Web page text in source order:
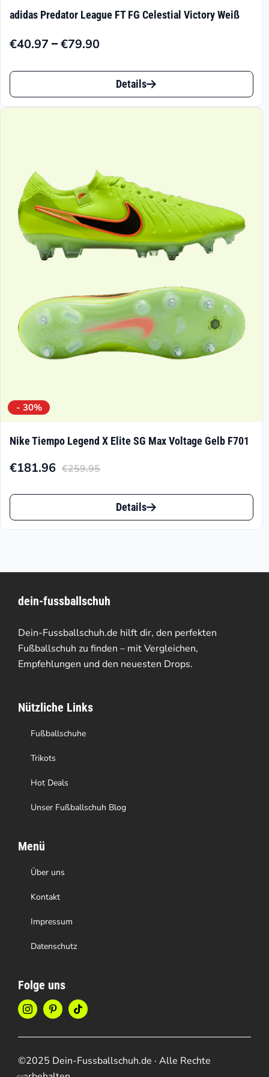
adidas Predator League FT FG Celestial Victory Weiß
€40.97 –€79.90
Preisspanne:
€79.90
Dieses
Produkt
auf.
Die
Optionen
können
Produktseite
gewählt
werden
Details
- 30%
Nike Tiempo Legend X Elite SG Max Voltage Gelb F701
€259.95
Ursprünglicher
Preis
€259.95
€181.96
Aktueller
Preis
€181.96.
Dieses
Produkt
auf.
Die
Optionen
können
der
Produktseite
gewählt
werden
Details
dein-fussballschuh
Dein-Fussballschuh.de hilft dir, den perfekten
Fußballschuh zu finden – mit Vergleichen,
Empfehlungen und den neuesten Drops.
Nützliche Links
Fußballschuhe
Trikots
Hot Deals
Unser Fußballschuh Blog
Menü
Über uns
Kontakt
Impressum
Datenschutz
Folge uns
©2025 Dein-Fussballschuh.de · Alle Rechte